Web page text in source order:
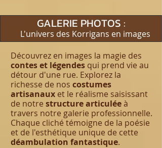
GALERIE PHOTOS :
L'univers des Korrigans en images
Découvrez en images la magie des
contes et légendes qui prend vie au
détour d'une rue. Explorez la
richesse de nos costumes
artisanaux et le réalisme saisissant
de notre structure articuléeà
travers notre galerie professionnelle.
Chaque cliché témoigne de la poésie
et de l'esthétique unique de cette
déambulation fantastique.